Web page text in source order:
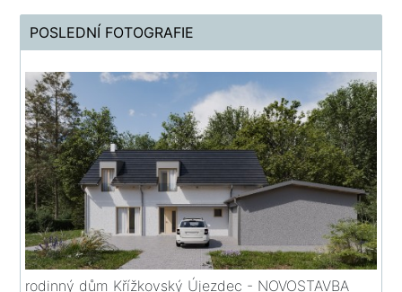
POSLEDNÍ FOTOGRAFIE
rodinný dům Křížkovský Újezdec - NOVOSTAVBA